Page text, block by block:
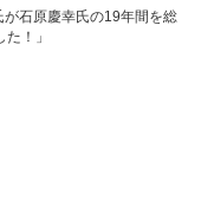
が石原慶幸氏の19年間を総
！」